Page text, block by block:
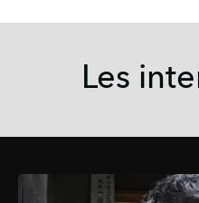
Les